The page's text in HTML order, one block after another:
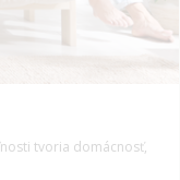
tvoria domácnosť,